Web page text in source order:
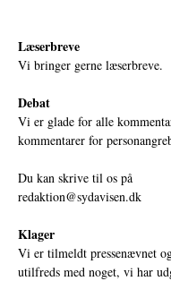
Læserbreve
Vi bringer gerne læserbreve.
Debat
Vi er glade for alle
kommentarer for
Du kan skrive til os på
redaktion@sydavisen.dk
Klager
Vi er tilmeldt pressenævnet
utilfreds med noget, vi har